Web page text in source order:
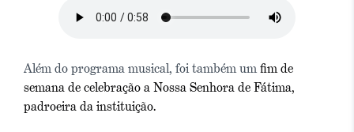
Além do programa musical, foi também umfim de
semana de celebração a Nossa Senhora de Fátima,
padroeira da instituição.